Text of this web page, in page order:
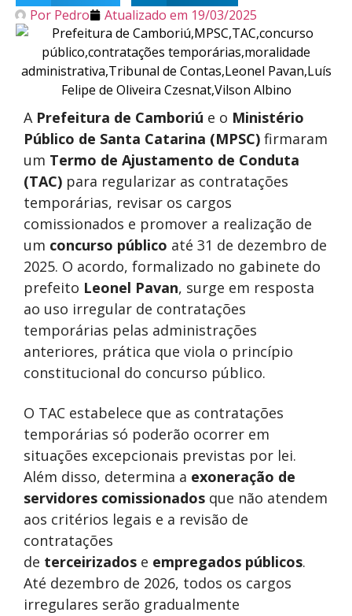
Por Pedro Atualizado em 19/03/2025
A Prefeitura de Camboriú e o Ministério
Público de Santa Catarina (MPSC) firmaram
um Termo de Ajustamento de Conduta
(TAC) para regularizar as contratações
temporárias, revisar os cargos
comissionados e promover a realização de
um concurso público até 31 de dezembro de
2025. O acordo, formalizado no gabinete do
prefeito Leonel Pavan, surge em resposta
ao uso irregular de contratações
temporárias pelas administrações
anteriores, prática que viola o princípio
constitucional do concurso público.
O TAC estabelece que as contratações
temporárias só poderão ocorrer em
situações excepcionais previstas por lei.
Além disso, determina a exoneração de
servidores comissionados que não atendem
aos critérios legais e a revisão de
contratações
de terceirizados e empregados públicos.
Até dezembro de 2026, todos os cargos
irregulares serão gradualmente